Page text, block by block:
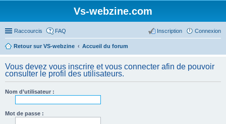
Vs-webzine.com
Raccourcis FAQ Connexion
Inscription
Retour sur VS-webzine Accueil du forum
Vous devez vous inscrire et vous connecter afin de pouvoir
consulter le profil des utilisateurs.
Nom d’utilisateur :
Mot de passe :